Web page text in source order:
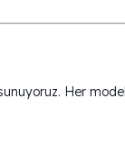
Her model